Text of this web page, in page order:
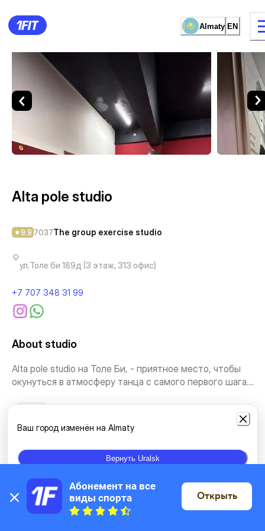
Almaty EN
15 types of classes Female
Alta pole studio — The
Alta pole studio
9.9 7037The group exercise studio
ул.Толе би 189д (3 этаж, 313 офис)
+7 707 348 31 99
About studio
Alta pole studio на Толе Би, - приятное место, чтобы
окунуться в атмосферу танца с самого первого шага....
Yoga Stretching and Pilates Fitness intensive
On the map
Ваш город изменён на Almaty
Вернуть Uralsk
Абонемент на все
виды спорта
Открыть